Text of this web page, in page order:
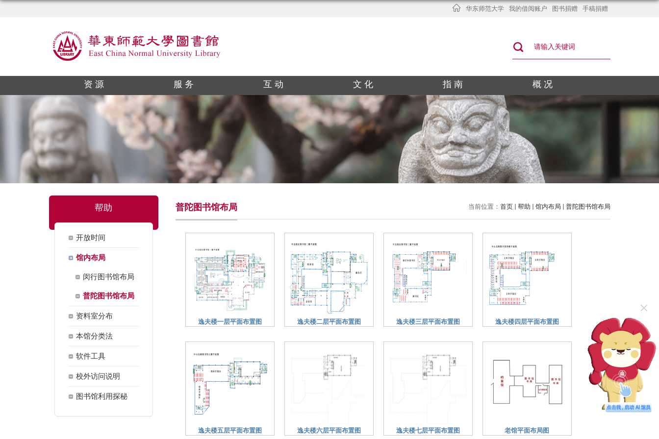
×
华东师范大学 我的借阅账户 图书捐赠 手稿捐赠
资 源 服 务 互 动 文 化 指 南 概 况
帮助
开放时间
馆内布局
闵行图书馆布局
普陀图书馆布局
资料室分布
本馆分类法
软件工具
校外访问说明
图书馆利用探秘
当前位置： 首页 帮助 馆内布局 普陀图书馆布局
普陀图书馆布局
逸夫楼一层平面布置图 逸夫楼二层平面布置图 逸夫楼三层平面布置图 逸夫楼四层平面布置图
逸夫楼五层平面布置图 逸夫楼六层平面布置图 逸夫楼七层平面布置图 老馆平面布局图